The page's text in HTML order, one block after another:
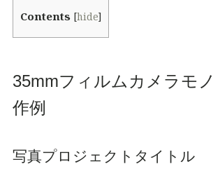
Contents [hide]
35mmフィルムカメラモ
作例
写真プロジェクトタイトル